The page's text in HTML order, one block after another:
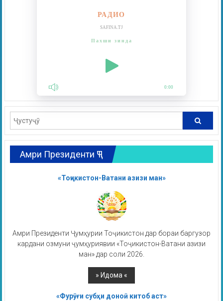
РАДИО
SAFINA.TJ
Пахши зинда
0:00
Амри Президенти ҶТ
«Тоҷикистон-Ватани азизи ман»
Амри Президенти Ҷумҳурии Тоҷикистон дар бораи баргузор
кардани озмуни ҷумҳуриявии «Тоҷикистон-Ватани азизи
ман» дар соли 2026.
«Фурӯғи субҳи доноӣ китоб аст»